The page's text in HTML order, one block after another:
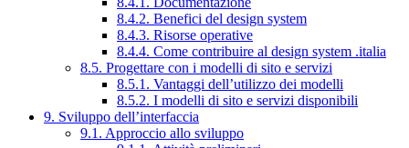
8.4.2. Benefici del design system
8.4.3. Risorse operative
8.4.4. Come contribuire al design system .italia
8.5. Progettare con i modelli di sito e servizi
8.5.1. Vantaggi dell’utilizzo dei modelli
8.5.2. I modelli di sito e servizi disponibili
9. Sviluppo dell’interfaccia
9.1. Approccio allo sviluppo